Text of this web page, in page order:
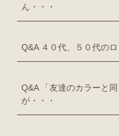
ん・・・
Q&A ４０代、５０代の
Q&A 「友達のカラーと
が・・・